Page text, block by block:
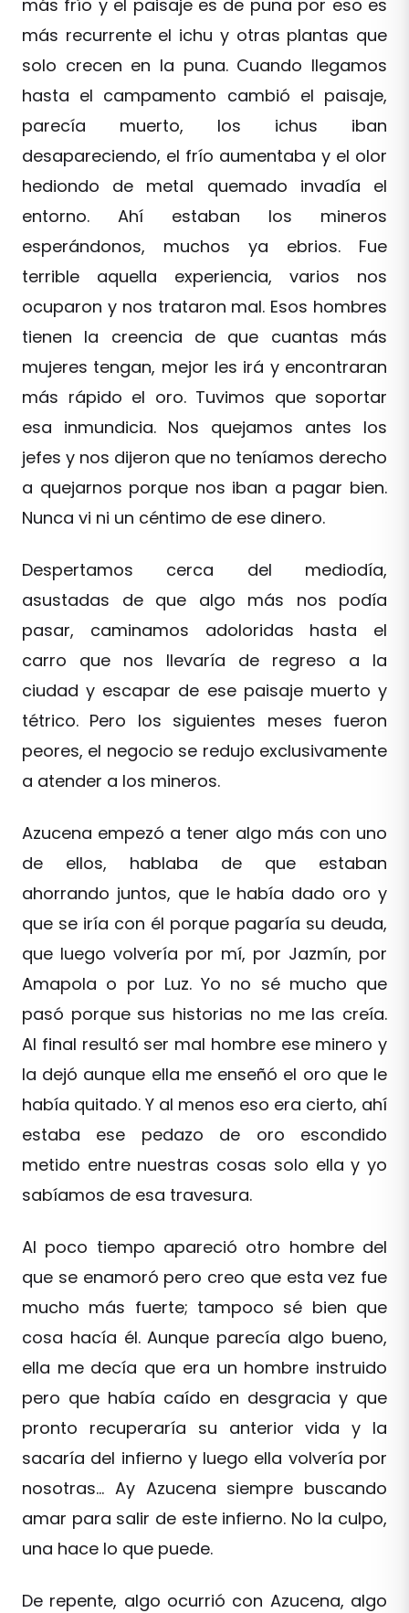
más frío y el paisaje es de puna por eso es
más recurrente el ichu y otras plantas que
solo crecen en la puna. Cuando llegamos
hasta el campamento cambió el paisaje,
parecía muerto, los ichus iban
desapareciendo, el frío aumentaba y el olor
hediondo de metal quemado invadía el
entorno. Ahí estaban los mineros
esperándonos, muchos ya ebrios. Fue
terrible aquella experiencia, varios nos
ocuparon y nos trataron mal. Esos hombres
tienen la creencia de que cuantas más
mujeres tengan, mejor les irá y encontraran
más rápido el oro. Tuvimos que soportar
esa inmundicia. Nos quejamos antes los
jefes y nos dijeron que no teníamos derecho
a quejarnos porque nos iban a pagar bien.
Nunca vi ni un céntimo de ese dinero.
Despertamos cerca del mediodía,
asustadas de que algo más nos podía
pasar, caminamos adoloridas hasta el
carro que nos llevaría de regreso a la
ciudad y escapar de ese paisaje muerto y
tétrico. Pero los siguientes meses fueron
peores, el negocio se redujo exclusivamente
a atender a los mineros.
Azucena empezó a tener algo más con uno
de ellos, hablaba de que estaban
ahorrando juntos, que le había dado oro y
que se iría con él porque pagaría su deuda,
que luego volvería por mí, por Jazmín, por
Amapola o por Luz. Yo no sé mucho que
pasó porque sus historias no me las creía.
Al final resultó ser mal hombre ese minero y
la dejó aunque ella me enseñó el oro que le
había quitado. Y al menos eso era cierto, ahí
estaba ese pedazo de oro escondido
metido entre nuestras cosas solo ella y yo
sabíamos de esa travesura.
Al poco tiempo apareció otro hombre del
que se enamoró pero creo que esta vez fue
mucho más fuerte; tampoco sé bien que
cosa hacía él. Aunque parecía algo bueno,
ella me decía que era un hombre instruido
pero que había caído en desgracia y que
pronto recuperaría su anterior vida y la
sacaría del infierno y luego ella volvería por
nosotras… Ay Azucena siempre buscando
amar para salir de este infierno. No la culpo,
una hace lo que puede.
De repente, algo ocurrió con Azucena, algo